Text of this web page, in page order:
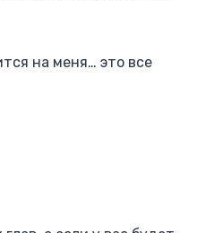
на меня… это все